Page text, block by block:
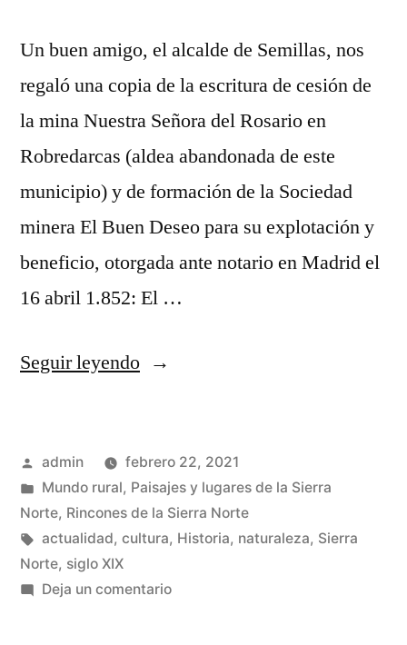
Un buen amigo, el alcalde de Semillas, nos
regaló una copia de la escritura de cesión de
la mina Nuestra Señora del Rosario en
Robredarcas (aldea abandonada de este
municipio) y de formación de la Sociedad
minera El Buen Deseo para su explotación y
beneficio, otorgada ante notario en Madrid el
16 abril 1.852: El …
Seguir leyendo«Sociedad
Buen
Deseo»
Publicado
por
admin
febrero 22, 2021
Publicado
en
Mundo rural, Paisajes y lugares de la Sierra
Norte, Rincones de la Sierra Norte
Etiquetas:
actualidad, cultura, Historia, naturaleza, Sierra
Norte, siglo XIX
Deja un comentarioen